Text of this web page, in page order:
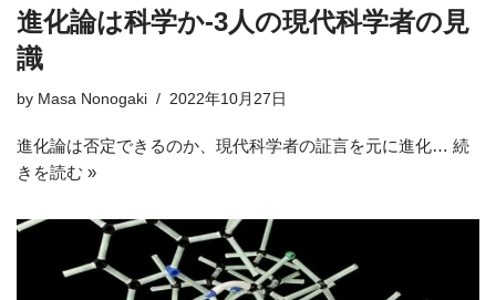
進化論は科学か-3人の現代科学者の見
識
by Masa Nonogaki 2022年10月27日
進化論は否定できるのか、現代科学者の証言を元に進化… 続
きを読む »